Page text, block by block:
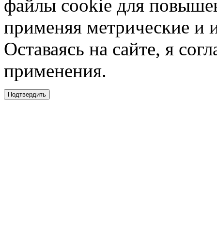
файлы cookie для
применяя метрические и
Оставаясь на сайте, я
применения.
Подтвердить